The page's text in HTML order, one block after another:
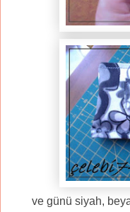
ve günü siyah,